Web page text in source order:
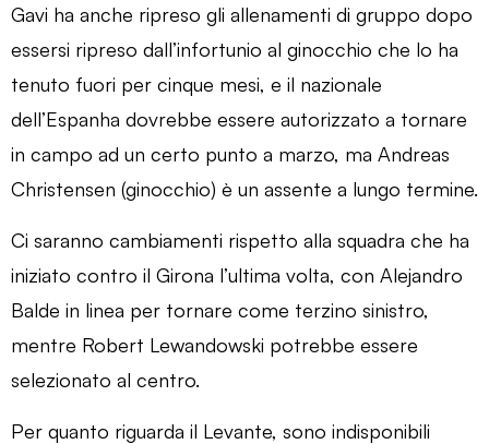
Gavi ha anche ripreso gli allenamenti di gruppo dopo
essersi ripreso dall’infortunio al ginocchio che lo ha
tenuto fuori per cinque mesi, e il nazionale
dell’Espanha dovrebbe essere autorizzato a tornare
in campo ad un certo punto a marzo, ma Andreas
Christensen (ginocchio) è un assente a lungo termine.
Ci saranno cambiamenti rispetto alla squadra che ha
iniziato contro il Girona l’ultima volta, con Alejandro
Balde in linea per tornare come terzino sinistro,
mentre Robert Lewandowski potrebbe essere
selezionato al centro.
Per quanto riguarda il Levante, sono indisponibili